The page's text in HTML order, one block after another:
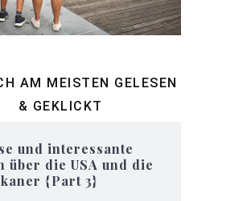
AM MEISTEN GELESEN
& GEKLICKT
und interessante
über die USA und die
{Part 3}